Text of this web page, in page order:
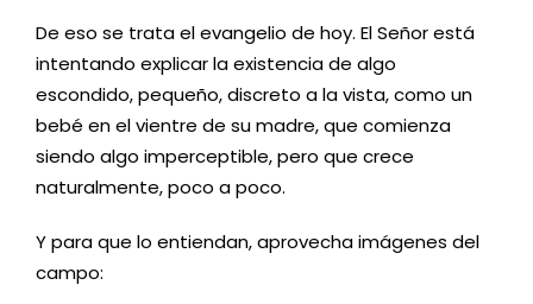
De eso se trata el evangelio de hoy. El Señor está
intentando explicar la existencia de algo
escondido, pequeño, discreto a la vista, como un
bebé en el vientre de su madre, que comienza
siendo algo imperceptible, pero que crece
naturalmente, poco a poco.
Y para que lo entiendan, aprovecha imágenes del
campo: